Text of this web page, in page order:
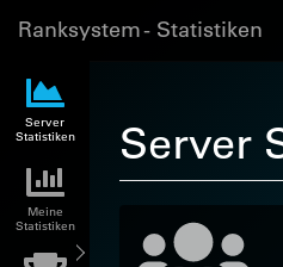
Ranksystem - Statistiken
Server
Statistiken
Meine
Statistiken
Server